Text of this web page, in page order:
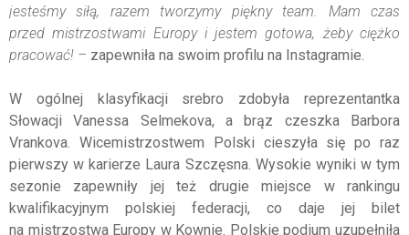
jesteśmy siłą, razem tworzymy piękny team. Mam czas
przed mistrzostwami Europy i jestem gotowa, żeby ciężko
pracować! – zapewniła na swoim profilu na Instagramie.
W ogólnej klasyfikacji srebro zdobyła reprezentantka
Słowacji Vanessa Selmekova, a brąz czeszka Barbora
Vrankova. Wicemistrzostwem Polski cieszyła się po raz
pierwszy w karierze Laura Szczęsna. Wysokie wyniki w tym
sezonie zapewniły jej też drugie miejsce w rankingu
kwalifikacyjnym polskiej federacji, co daje jej bilet
na mistrzostwa Europy w Kownie. Polskie podium uzupełniła